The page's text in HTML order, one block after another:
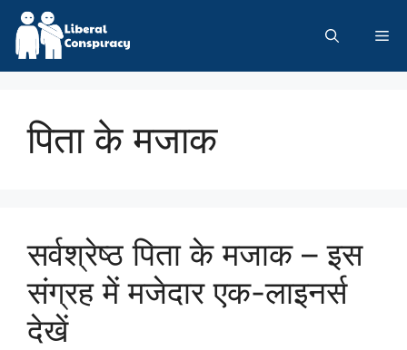
Skip
content
पिता के मजाक
सर्वश्रेष्ठ पिता के मजाक – इस
संग्रह में मजेदार एक-लाइनर्स
देखें